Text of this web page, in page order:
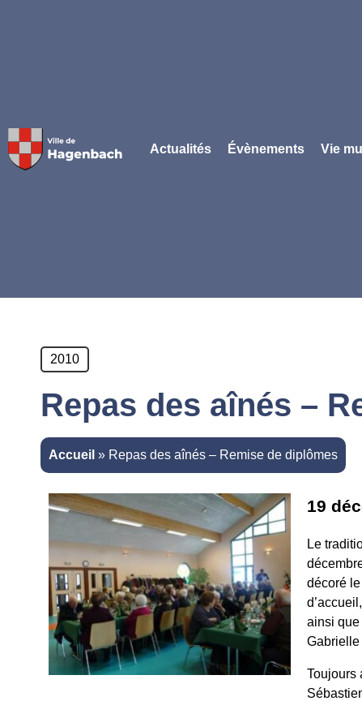
Actualités Évènements Vie
2010
Repas des aînés –
Accueil » Repas des aînés – Remise de diplômes
19
Le
décoré
ainsi que
Gabrielle
Toujours